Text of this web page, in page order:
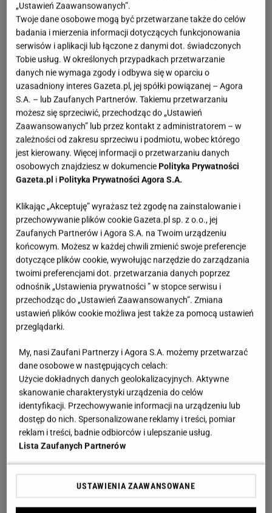
„Ustawień Zaawansowanych”.
Twoje dane osobowe mogą być przetwarzane także do celów
badania i mierzenia informacji dotyczących funkcjonowania
serwisów i aplikacji lub łączone z danymi dot. świadczonych
Tobie usług. W określonych przypadkach przetwarzanie
danych nie wymaga zgody i odbywa się w oparciu o
uzasadniony interes Gazeta.pl, jej spółki powiązanej – Agora
S.A. – lub Zaufanych Partnerów. Takiemu przetwarzaniu
możesz się sprzeciwić, przechodząc do „Ustawień
Zaawansowanych” lub przez kontakt z administratorem – w
zależności od zakresu sprzeciwu i podmiotu, wobec którego
jest kierowany. Więcej informacji o przetwarzaniu danych
osobowych znajdziesz w dokumenciePolityka Prywatności
Gazeta.pl iPolityka Prywatności Agora S.A.
Klikając „Akceptuję” wyrażasz też zgodę na zainstalowanie i
przechowywanie plików cookie Gazeta.pl sp. z o.o., jej
Zaufanych Partnerów i Agora S.A. na Twoim urządzeniu
końcowym. Możesz w każdej chwili zmienić swoje preferencje
dotyczące plików cookie, wywołując narzędzie do zarządzania
twoimi preferencjami dot. przetwarzania danych poprzez
odnośnik „Ustawienia prywatności ” w stopce serwisu i
przechodząc do „Ustawień Zaawansowanych”. Zmiana
ustawień plików cookie możliwa jest także za pomocą ustawień
przeglądarki.
My, nasi Zaufani Partnerzy i Agora S.A. możemy przetwarzać
dane osobowe w następujących celach:
Użycie dokładnych danych geolokalizacyjnych. Aktywne
skanowanie charakterystyki urządzenia do celów
identyfikacji. Przechowywanie informacji na urządzeniu lub
dostęp do nich. Spersonalizowane reklamy i treści, pomiar
reklam i treści, badnie odbiorców i ulepszanie usług.
Lista Zaufanych Partnerów
USTAWIENIA ZAAWANSOWANE